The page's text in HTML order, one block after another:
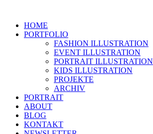
springenHOME
PORTFOLIO
FASHION ILLUSTRATION
EVENT ILLUSTRATION
PORTRAIT ILLUSTRATION
KIDS ILLUSTRATION
PROJEKTE
ARCHIV
PORTRAIT
ABOUT
BLOG
KONTAKT